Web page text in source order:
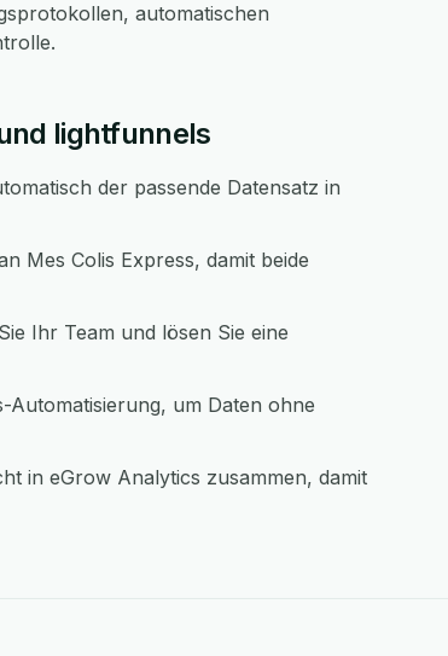
automatischen
lightfunnels
der passende Datensatz in
Mes Colis Express, damit beide
Ihr Team und lösen Sie eine
um Daten ohne
in eGrow Analytics zusammen, damit